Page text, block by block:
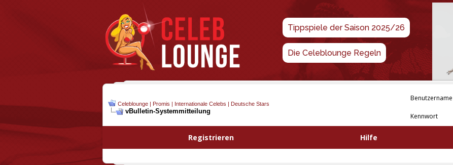
Tippspiele der Saison 2025/26
Die Celeblounge Regeln
Celeblounge | Promis | Internationale Celebs | Deutsche Stars
vBulletin-Systemmitteilung
Benutzername
Kennwort
Registrieren Hilfe